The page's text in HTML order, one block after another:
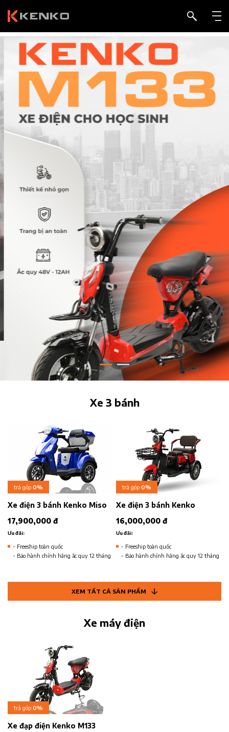
Xe 3 bánh
trả góp 0%
Xe điện 3 bánh Kenko Miso
17,900,000 đ
Ưu đãi:
- Freeship toàn quốc
- Bảo hành chính hãng ắc quy 12 tháng
trả góp 0%
Xe điện 3 bánh Kenko
16,000,000 đ
Ưu đãi:
- Freeship toàn quốc
- Bảo hành chính hãng ắc quy 12 tháng
XEM TẤT CẢ SẢN PHẨM
Xe máy điện
trả góp 0%
Xe đạp điện Kenko M133